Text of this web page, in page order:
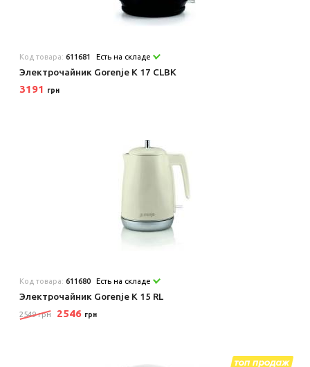
Код товара:611681 Есть на складе
Электрочайник Gorenje K 17 CLBK
3191 грн
Код товара:611680 Есть на складе
Электрочайник Gorenje K 15 RL
2549 грн 2546 грн